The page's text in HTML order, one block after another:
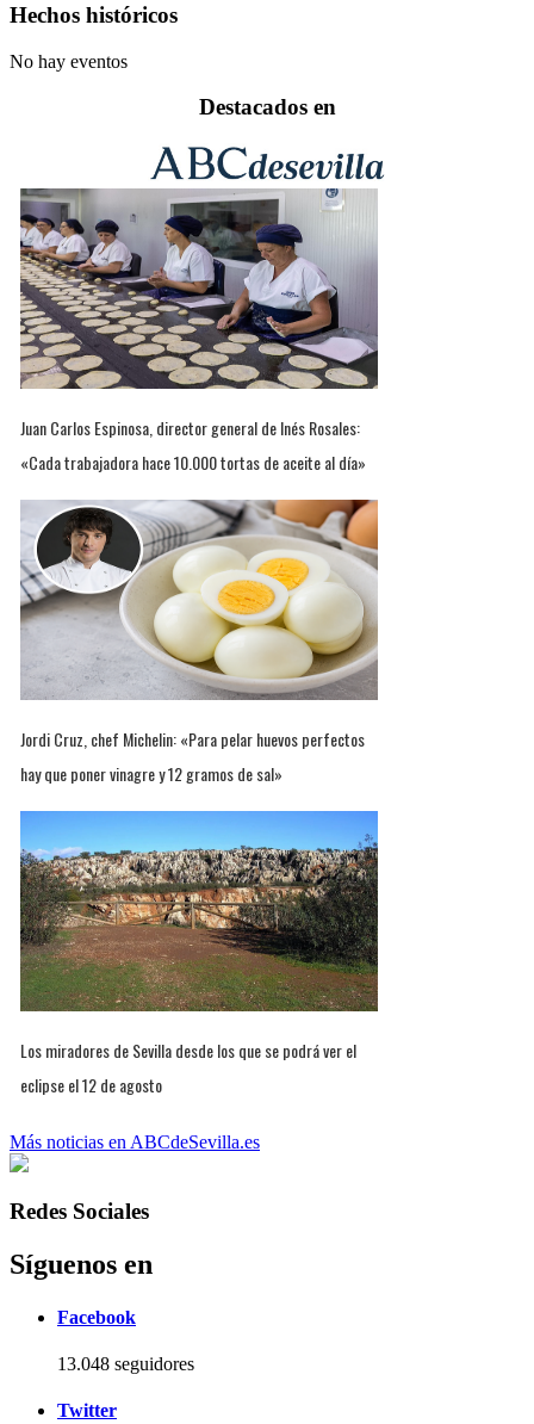
Hechos históricos
No hay eventos
Destacados en
Juan Carlos Espinosa, director general de Inés Rosales:
«Cada trabajadora hace 10.000 tortas de aceite al día»
Jordi Cruz, chef Michelin: «Para pelar huevos perfectos
hay que poner vinagre y 12 gramos de sal»
Los miradores de Sevilla desde los que se podrá ver el
eclipse el 12 de agosto
Más noticias en ABCdeSevilla.es
Redes Sociales
Síguenos en
Facebook
13.048 seguidores
Twitter